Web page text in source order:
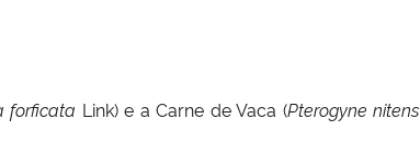
forficata Link) e a Carne de Vaca (Pterogyne nitens